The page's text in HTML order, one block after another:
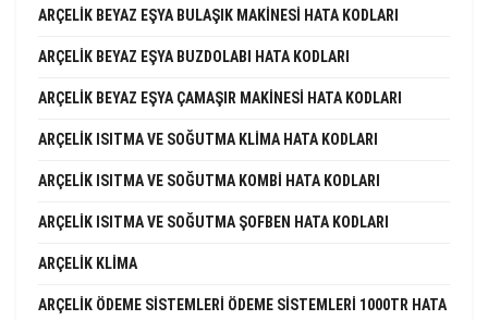
ARÇELIK BEYAZ EŞYA BULAŞIK MAKINESI HATA KODLARI
ARÇELIK BEYAZ EŞYA BUZDOLABI HATA KODLARI
ARÇELIK BEYAZ EŞYA ÇAMAŞIR MAKINESI HATA KODLARI
ARÇELIK ISITMA VE SOĞUTMA KLIMA HATA KODLARI
ARÇELIK ISITMA VE SOĞUTMA KOMBI HATA KODLARI
ARÇELIK ISITMA VE SOĞUTMA ŞOFBEN HATA KODLARI
ARÇELIK KLIMA
ARÇELIK ÖDEME SISTEMLERI ÖDEME SISTEMLERI 1000TR HATA